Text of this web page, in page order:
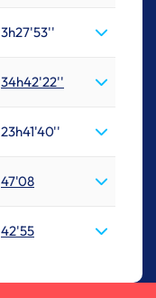
3h27'53''
34h42'22''
23h41'40''
47'08
42'55